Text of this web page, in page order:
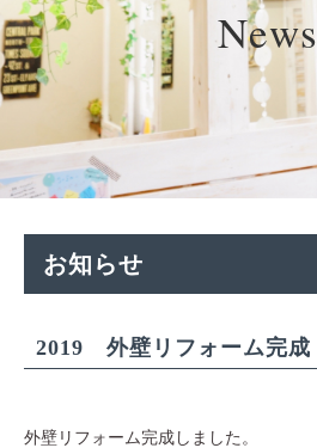
News
お知らせ
2019 外壁リフォーム完成
外壁リフォーム完成しました。